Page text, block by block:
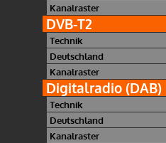
Kanalraster
DVB-T2
Technik
Deutschland
Kanalraster
Digitalradio (DAB)
Technik
Deutschland
Kanalraster